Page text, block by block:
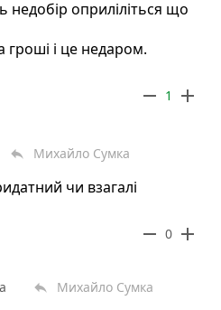
недобір оприліліться що
гроші і це недаром.
remove 1 add
reply Михайло Сумка
чи взагалі
remove 0 add
reply Михайло Сумка